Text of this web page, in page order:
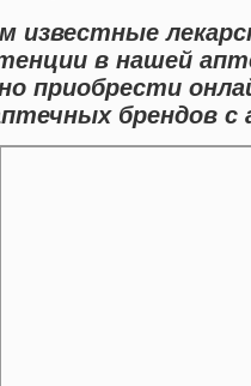
известные
в нашей
приобрести
брендов с